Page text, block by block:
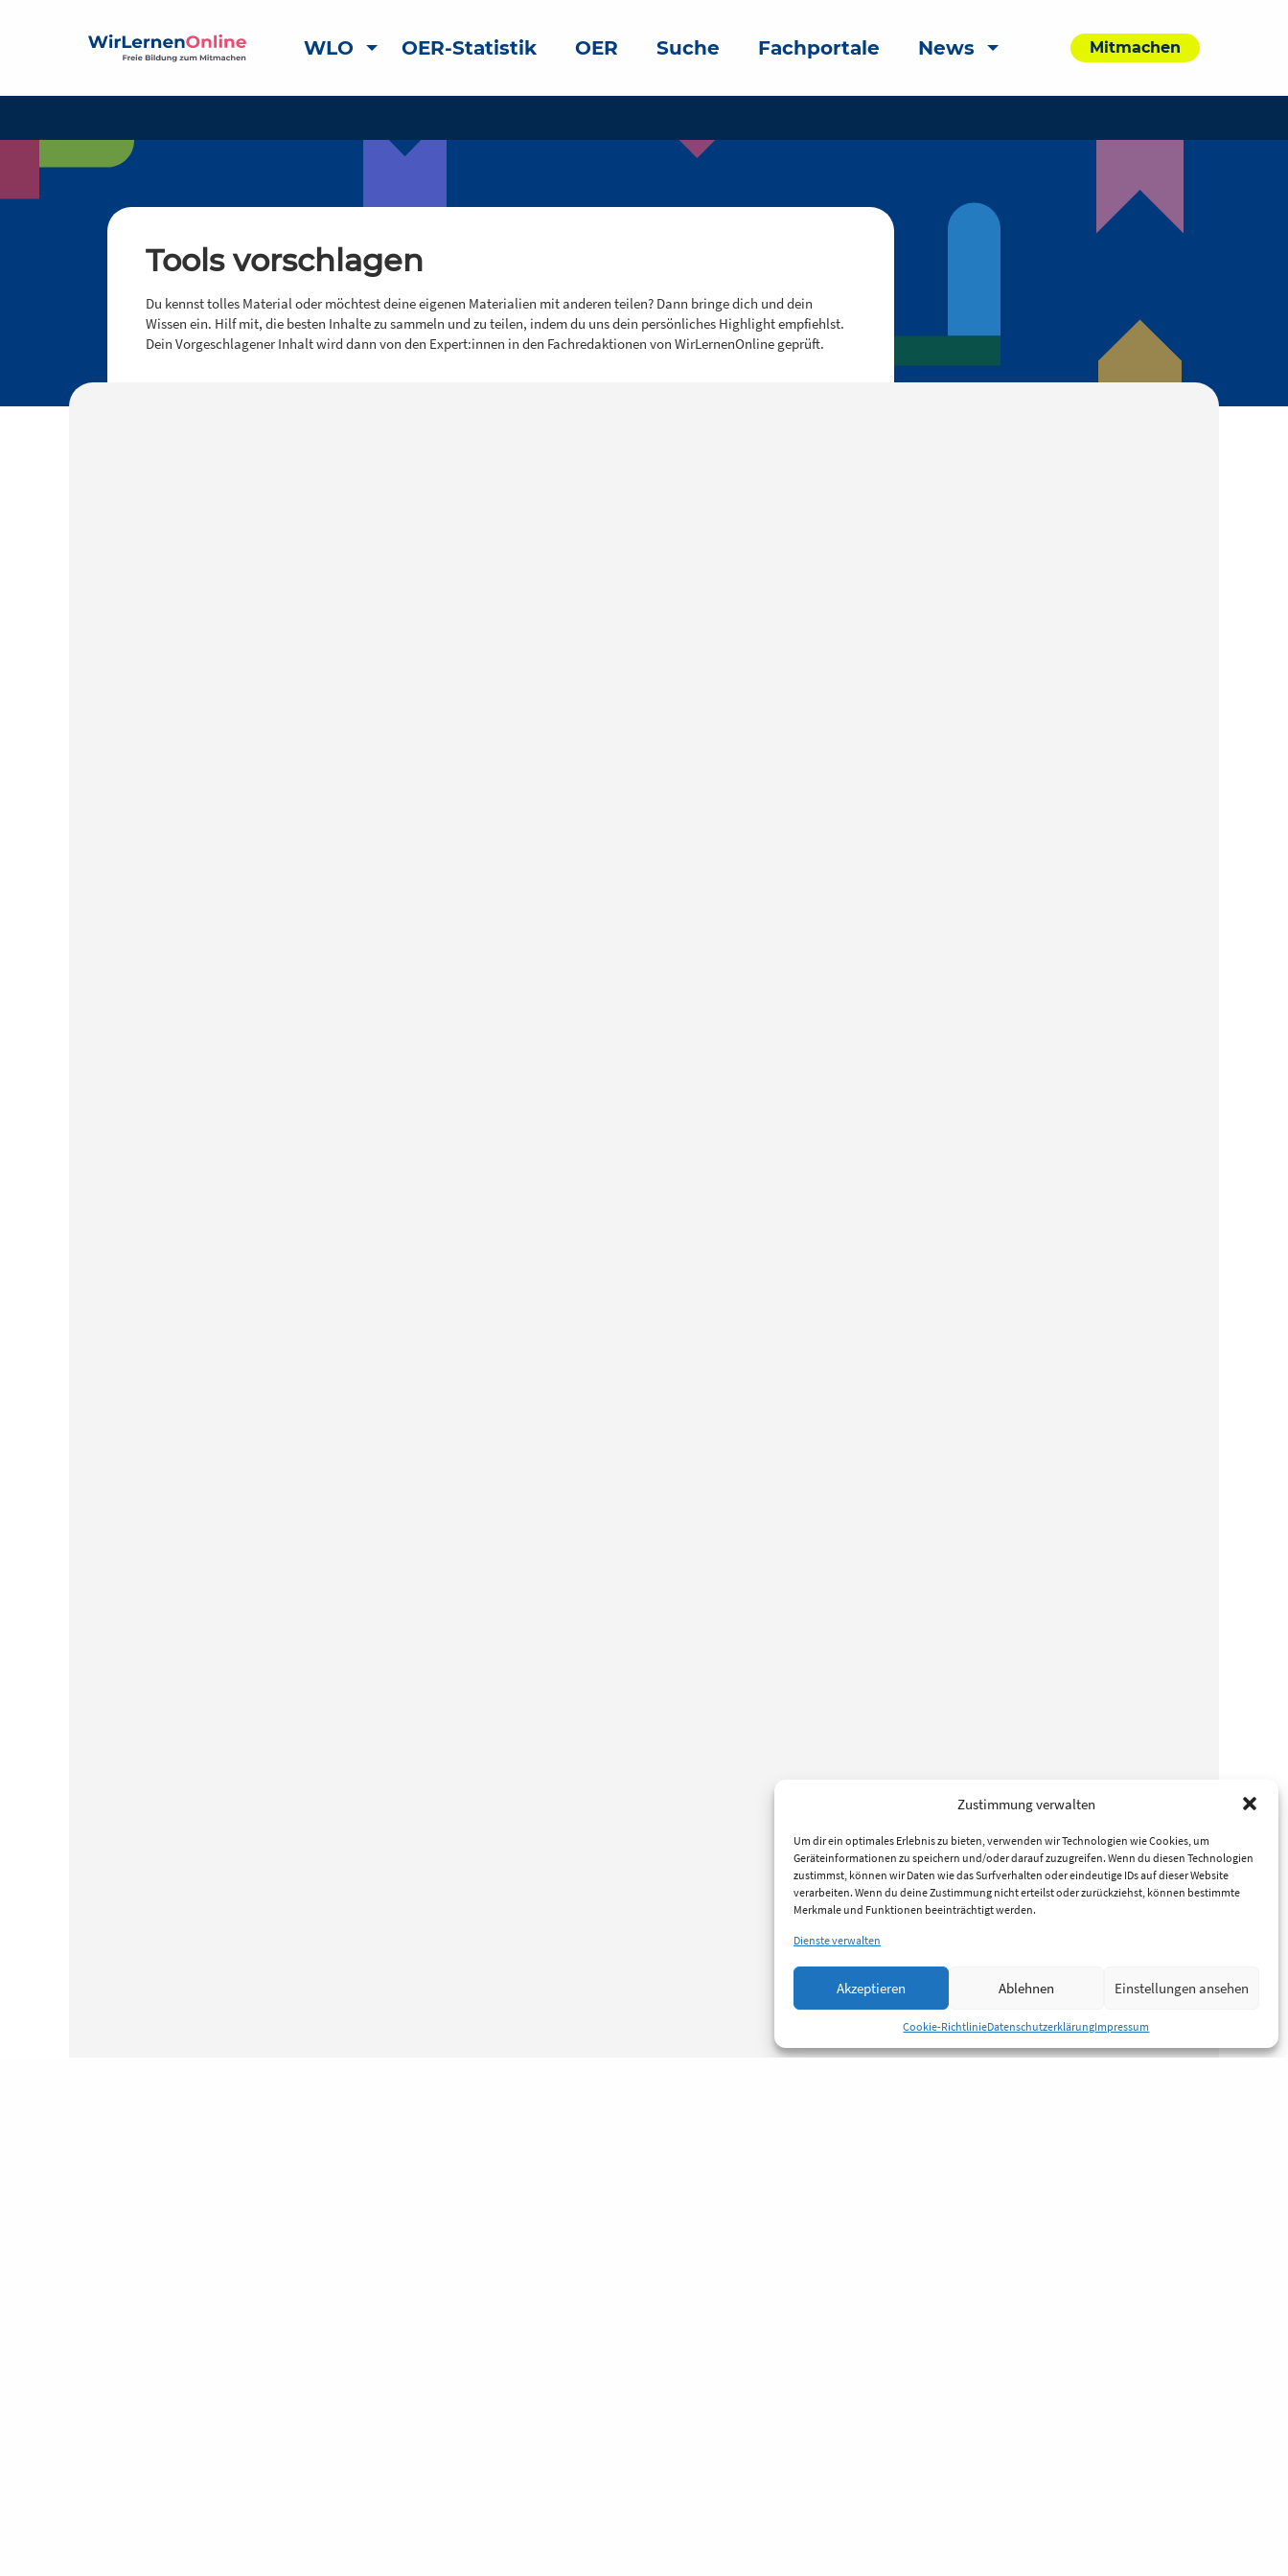
Zustimmung verwalten
Um dir ein optimales Erlebnis zu bieten, verwenden wir Technologien wie Cookies, um
Geräteinformationen zu speichern und/oder darauf zuzugreifen. Wenn du diesen Technologien
zustimmst, können wir Daten wie das Surfverhalten oder eindeutige IDs auf dieser Website
verarbeiten. Wenn du deine Zustimmung nicht erteilst oder zurückziehst, können bestimmte
Merkmale und Funktionen beeinträchtigt werden.
Dienste verwalten
Akzeptieren Ablehnen Einstellungen ansehen
Cookie-RichtlinieDatenschutzerklärungImpressum
WLO OER-Statistik OER Suche Fachportale News Mitmachen
Tools vorschlagen
Du kennst tolles Material oder möchtest deine eigenen Materialien mit anderen teilen? Dann bringe dich und dein
Wissen ein. Hilf mit, die besten Inhalte zu sammeln und zu teilen, indem du uns dein persönliches Highlight empfiehlst.
Dein Vorgeschlagener Inhalt wird dann von den Expert:innen in den Fachredaktionen von WirLernenOnline geprüft.